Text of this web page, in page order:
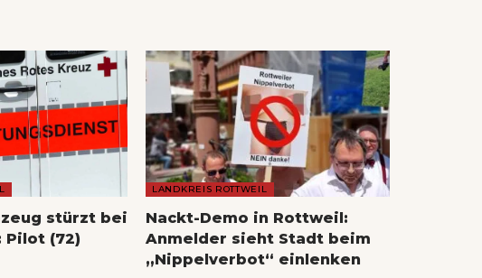
stürzt bei
Pilot (72)
LANDKREIS ROTTWEIL
Nackt-Demo in Rottweil:
Anmelder sieht Stadt beim
„Nippelverbot“ einlenken